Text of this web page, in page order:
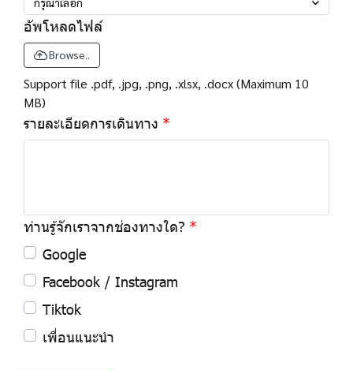
อัพโหลดไฟล์
Browse..
Support file .pdf, .jpg, .png, .xlsx, .docx (Maximum 10
MB)
รายละเอียดการเดินทาง
ท่านรู้จักเราจากช่องทางใด?
Google
Facebook / Instagram
Tiktok
เพื่อนแนะนํา